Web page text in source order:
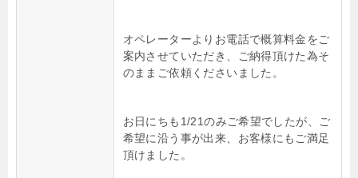
オペレーターよりお電話で概算料金をご
案内させていただき、ご納得頂けた為そ
のままご依頼くださいました。
お日にちも1/21のみご希望でしたが、ご
希望に沿う事が出来、お客様にもご満足
頂けました。